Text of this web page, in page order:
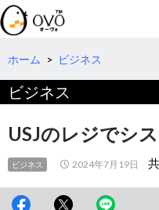
検
索
コ
テ
へ
移
動
ホーム > ビジネス
ビジネス
USJのレジでシ
ビジネス 2024年7月19日